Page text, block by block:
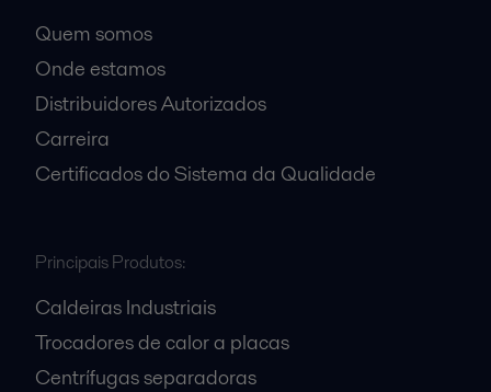
Quem somos
Onde estamos
Distribuidores Autorizados
Carreira
Certificados do Sistema da Qualidade
Principais Produtos:
Caldeiras Industriais
Trocadores de calor a placas
Centrífugas separadoras